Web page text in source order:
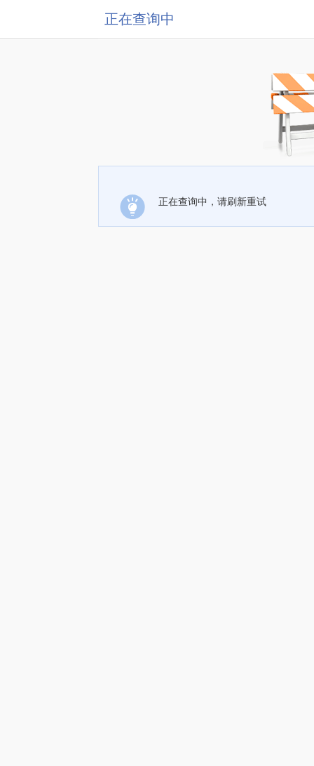
正在查询中
正在查询中，请刷新重试